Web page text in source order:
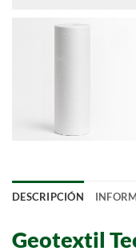
DESCRIPCIÓN
Geotextil